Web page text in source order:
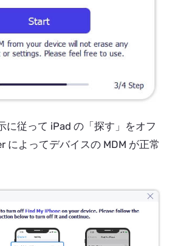
に従って iPad の「探す」をオフ
によってデバイスの MDM が正常